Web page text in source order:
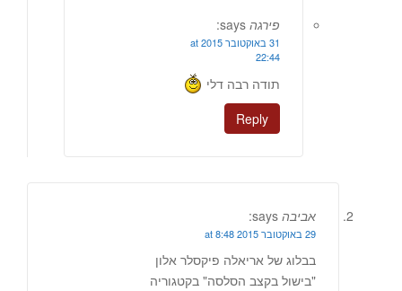
פירגה says:
31 באוקטובר 2015 at
22:44
תודה רבה דלי
Reply
אביבה says:
29 באוקטובר 2015 at 8:48
בבלוג של אריאלה פיקסלר אלון
"בישול בקצב הסלסה" בקטגוריה